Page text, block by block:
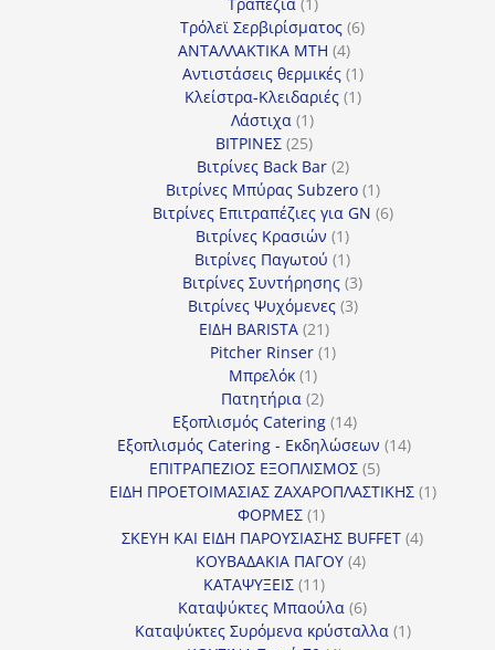
προϊόν
Τρόλεϊ Σερβιρίσματος 66
ΑΝΤΑΛΛΑΚΤΙΚΑ MTH 44
προϊόντα
Αντιστάσεις θερμικές 11
προϊόν
Κλείστρα-Κλειδαριές 11
Λάστιχα 11
προϊόν
ΒΙΤΡΙΝΕΣ 2525
προϊόντα
Βιτρίνες Back Bar 22
προϊόντα
Βιτρίνες Mπύρας Subzero 11
προϊόν
Βιτρίνες Επιτραπέζιες για GN 66
Βιτρίνες Κρασιών 11
προϊόν
Βιτρίνες Παγωτού 11
προϊόν
Βιτρίνες Συντήρησης 33
προϊόντα
Βιτρίνες Ψυχόμενες 33
ΕΙΔΗ BARISTA 2121
προϊόντα
Pitcher Rinser 11
Μπρελόκ 11
προϊόν
Πατητήρια 22
προϊόντα
Εξοπλισμός Catering 1414
προϊόντα
Εξοπλισμός Catering - Εκδηλώσεων 1414
ΕΠΙΤΡΑΠΕΖΙΟΣ ΕΞΟΠΛΙΣΜΟΣ 55
προϊόντα
ΕΙΔΗ ΠΡΟΕΤΟΙΜΑΣΙΑΣ ΖΑΧΑΡΟΠΛΑΣΤΙΚΗΣ 11
ΦΟΡΜΕΣ 11
προϊόν
ΣΚΕΥΗ ΚΑΙ ΕΙΔΗ ΠΑΡΟΥΣΙΑΣΗΣ BUFFET 44
ΚΟΥΒΑΔΑΚΙΑ ΠΑΓΟΥ 44
ΚΑΤΑΨΥΞΕΙΣ 1111
προϊόντα
Καταψύκτες Μπαούλα 66
προϊόντα
Καταψύκτες Συρόμενα κρύσταλλα 11